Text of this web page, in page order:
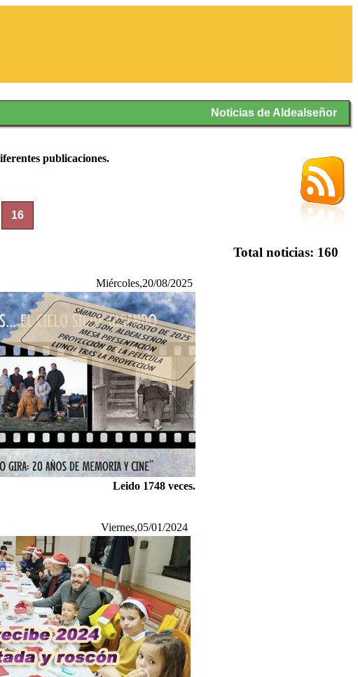
Noticias de Aldealseñor
publicaciones.
16
Total noticias: 160
Miércoles,20/08/2025
Leido 1748 veces.
Viernes,05/01/2024